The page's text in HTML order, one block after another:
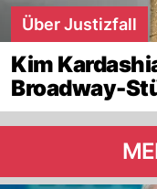
Über Justizfall
Kim
Broadway-